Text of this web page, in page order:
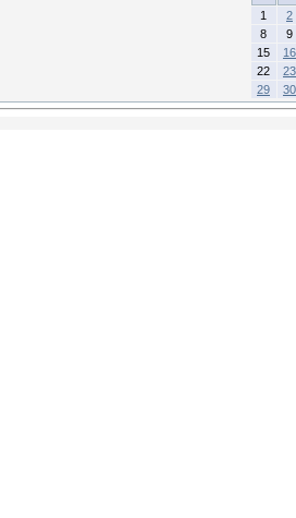
1
2
8
9
15
16
22
23
29
30